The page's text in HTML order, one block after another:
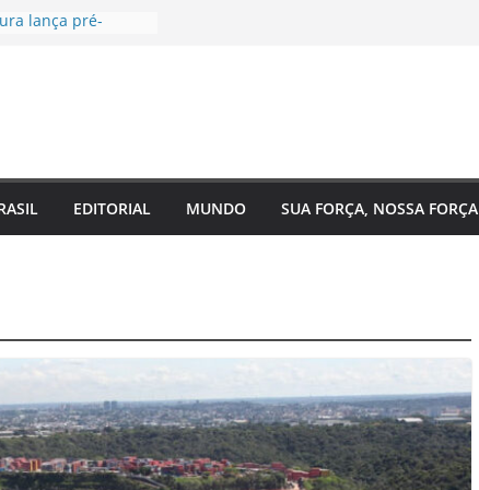
lança pré-
EUA e Bélgica
2 do Plano
e reforça
o
do estado
reforma urgente
para
Manaus
EDITORIAL MUNDO SUA FORÇA, NOSSA FORÇA